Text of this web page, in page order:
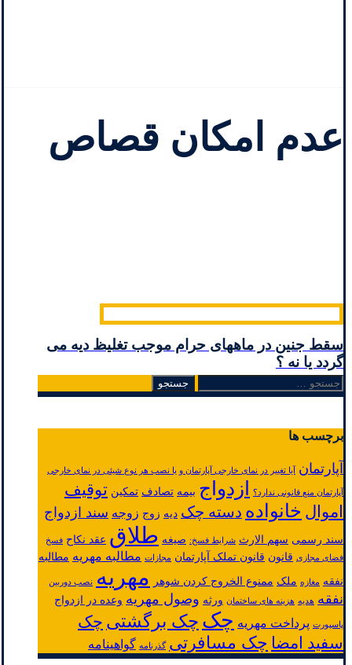
عدم امکان قصاص
سقط جنین در ماههای حرام موجب تغلیظ دیه می
گردد یا نه ؟
جستجو
برای:
برچسب ها
آپارتمان آیا تغییر در نمای خارجی آپارتمان و یا نصب هر نوع شیئی در نمای خارجی
آپارتمان منع قانونی ندارد؟ ازدواج بیمه تصادف تمکین توقیف
اموال خانواده دسته چک دیه زوج زوجه سند ازدواج
سند رسمی سهم الارث شرایط فسخ: صیغه طلاق عقد نکاح فسخ
فضای مجازی قانون قانون تملک آپارتمان مجازات مطالبه مهریه مطالبه
نفقه مغازه ملک ممنوع الخروج کردن شوهر مهریه نصب دوربین
نفقه هدیه هزینه های ساختمان ورثه وصول مهریه وعده در ازدواج
پاسپورت پرداخت مهریه چک چک برگشتی چک
سفید امضا چک مسافرتی گذرنامه گواهینامه